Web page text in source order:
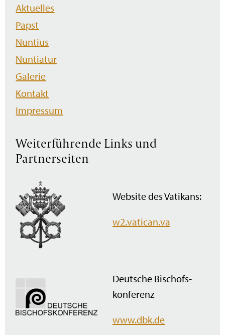
Navigation
überspringen
Aktuelles
Papst
Nuntius
Nuntiatur
Galerie
Kontakt
Impressum
Weiterführende Links und
Partnerseiten
Website des Vatikans:
w2.vatican.va
Deutsche Bischofs­
konferenz
www.dbk.de